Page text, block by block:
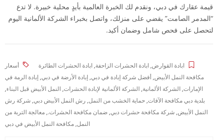
قيمة عقارك في دبي، ونقدم لك الخبرة العالمية بأيدٍ محلية خبيرة. لا تدع
“المدمر الصامت” يقضي على منزلك، واتصل بخبراء الشركة الألمانية اليوم
لتحصل على فحص شامل وضمان أكيد.
ابادة القوارض, ابادة الحشرات الزاحفة, ابادة الحشرات الطائرة
أسعار
مكافحة النمل الأبيض, أفضل شركة إبادة في دبي, إبادة الأرضة في دبي, إبادة الرمة في
الإمارات, الشركة الألمانية, الشركة الألمانية لإبادة الحشرات, النمل الأبيض قبل البناء,
بلدية دبي مكافحة الآفات, حماية الخشب من النمل, رش النمل الأبيض دبي, شركة رش
النمل الأبيض, شركة مكافحة حشرات دبي, ضمان مكافحة الحشرات., معالجة التربة من
النمل, مكافحة النمل الأبيض في دبي